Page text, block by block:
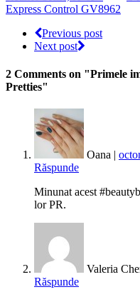
Express Control GV8962
Previous post
Next post
2 Comments on "Primele
Pretties"
Oana |
Răspunde
Minunat acest
lor PR.
Valeria
Răspunde